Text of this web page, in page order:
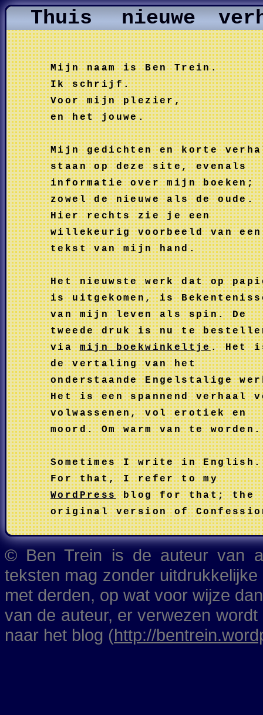
Thuis nieuwe
Mijn naam is Ben Trein.
Ik schrijf.
Voor mijn plezier,
en het jouwe.
Mijn gedichten en korte
staan op deze site, evenals
informatie over mijn boeken;
zowel de nieuwe als de oude.
Hier rechts zie je een
willekeurig voorbeeld van een
tekst van mijn hand.
Het nieuwste werk dat op
is uitgekomen, is
van mijn leven als spin. De
tweede druk is nu te
viamijn boekwinkeltje. Het
de vertaling van het
onderstaande Engelstalige
Het is een spannend verhaal
volwassenen, vol erotiek en
moord. Om warm van te worden.
Sometimes I write in English.
For that, I refer to my
WordPressblog for that; the
original version of
of my life as a spider- it's
R-rated story that's both
erotically exciting and
can be read here.
© Ben Trein is de auteur van
teksten mag zonder
met derden, op wat voor wijze
van de auteur, er verwezen
naar het blog (http://